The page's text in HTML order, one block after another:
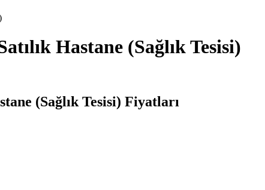
Hastane (Sağlık Tesisi)
(Sağlık Tesisi) Fiyatları